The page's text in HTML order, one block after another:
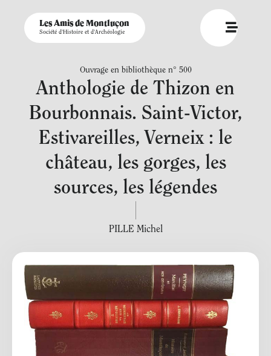
Les Amis de Montluçon
Société d'Histoire et d'Archéologie
Ouvrage en bibliothèque n° 500
Anthologie de Thizon en
Bourbonnais. Saint-Victor,
Estivareilles, Verneix : le
château, les gorges, les
sources, les légendes
PILLE Michel